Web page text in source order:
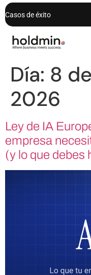
Casos de éxito
Día: 8
2026
Ley de IA
empresa
(y lo que debes